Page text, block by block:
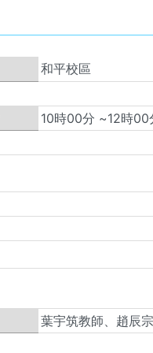
和平校區
10時00 分 ~12時00
葉宇筑教師、趙辰